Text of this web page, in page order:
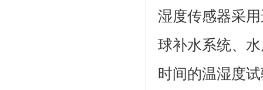
湿度传感器采用
球补水系统
时间的温湿度试验